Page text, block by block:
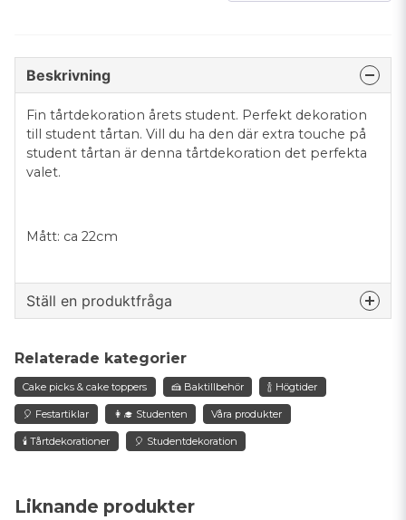
Liknande produkter
Beskrivning
Fin tårtdekoration årets student. Perfekt dekoration
till student tårtan. Vill du ha den där extra touche på
student tårtan är denna tårtdekoration det perfekta
valet.
Mått: ca 22cm
Ställ en produktfråga
Fråga oss något om denna produkten...
name
Namn
email
Relaterade kategorier
Cake picks & cake toppers 🍰 Baktillbehör 🍾 Högtider
🎈 Festartiklar 👩‍🎓 Studenten Våra produkter
🕯️ Tårtdekorationer 🎈 Studentdekoration